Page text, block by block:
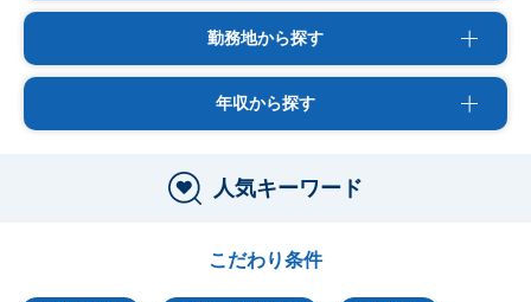
勤務地から探す
年収から探す
人気キーワード
こだわり条件